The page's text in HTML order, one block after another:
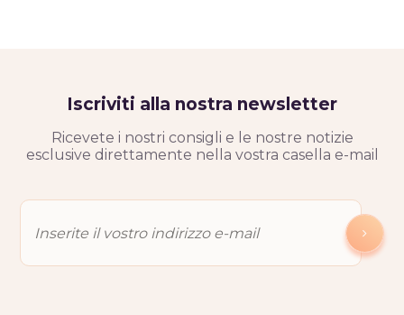
Iscriviti alla nostra newsletter
Ricevete i nostri consigli e le nostre notizie
esclusive direttamente nella vostra casella e-mail